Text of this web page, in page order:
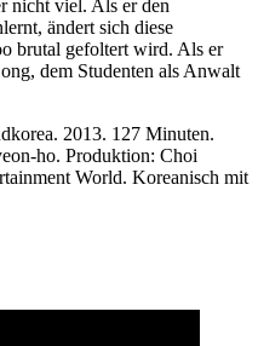
nicht viel. Als er den
ändert sich diese
brutal gefoltert wird. Als er
dem Studenten als Anwalt
2013. 127 Minuten.
ho. Produktion: Choi
World. Koreanisch mit